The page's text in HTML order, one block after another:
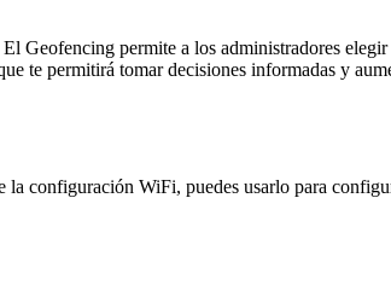
permite a los administradores elegir
te permitirá tomar decisiones informadas y
configuración WiFi, puedes usarlo para